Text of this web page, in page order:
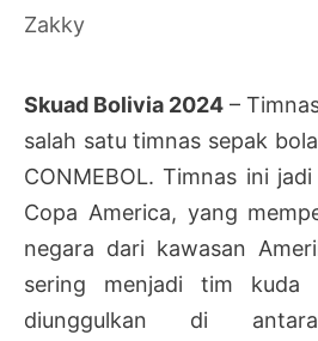
Zakky
Skuad Bolivia 2024 –
salah satu timnas sepak
CONMEBOL. Timnas ini
Copa America, yang
negara dari kawasan
sering menjadi tim kuda
diunggulkan di antara